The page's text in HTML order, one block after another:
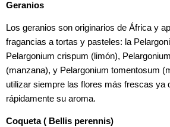
Geranios
Los geranios son originarios de África y
fragancias a tortas y pasteles: la
Pelargonium crispum (limón),
(manzana), y Pelargonium tomentosum
utilizar siempre las flores más frescas ya
rápidamente su aroma.
Coqueta ( Bellis perennis)